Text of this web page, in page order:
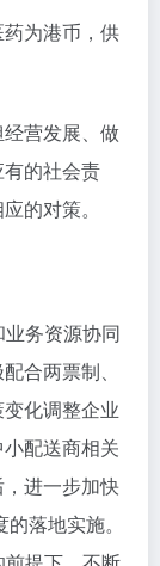
为港币，供
营发展、做
的社会责
的对策。
业务资源协同
合两票制、
化调整企业
配送商相关
进一步加快
落地实施。